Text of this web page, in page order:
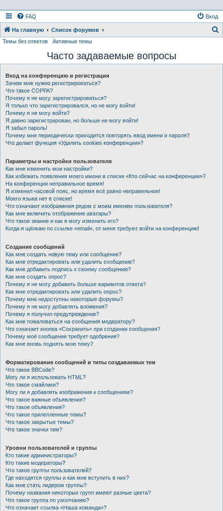
FAQ Вход
На главную Список форумов
с
Темы без ответов Активные темы
Часто задаваемые вопросы
Вход на конференцию и регистрация
Зачем мне нужно регистрироваться?
Что такое COPPA?
Почему я не могу зарегистрироваться?
Я только что зарегистрировался, но не могу войти!
Почему я не могу войти?
Я давно зарегистрирован, но больше не могу войти!
Я забыл пароль!
Почему мне периодически приходится повторять ввод имени и пароля?
Что делает функция «Удалить cookies конференции»?
Параметры и настройки пользователя
Как мне изменить мои настройки?
Как избежать появления моего имени в списке «Кто сейчас на конференции»?
На конференции неправильное время!
Я изменил часовой пояс, но время всё равно неправильное!
Моего языка нет в списке!
Что означают изображения рядом с моим именем пользователя?
Как мне включить отображение аватары?
Что такое звание и как я могу изменить его?
Когда я щёлкаю по ссылке «email», от меня требуют войти на конференцию!
Создание сообщений
Как мне создать новую тему или сообщение?
Как мне отредактировать или удалить сообщение?
Как мне добавить подпись к своему сообщению?
Как мне создать опрос?
Почему я не могу добавить больше вариантов ответа?
Как мне отредактировать или удалить опрос?
Почему мне недоступны некоторые форумы?
Почему я не могу добавлять вложения?
Почему я получил предупреждение?
Как мне пожаловаться на сообщения модератору?
Что означает кнопка «Сохранить» при создании сообщения?
Почему моё сообщение требует одобрения?
Как мне вновь поднять мою тему?
Форматирование сообщений и типы создаваемых тем
Что такое BBCode?
Могу ли я использовать HTML?
Что такое смайлики?
Могу ли я добавлять изображения к сообщениям?
Что такое важные объявления?
Что такое объявления?
Что такое прилепленные темы?
Что такое закрытые темы?
Что такое значки тем?
Уровни пользователей и группы
Кто такие администраторы?
Кто такие модераторы?
Что такое группы пользователей?
Где находятся группы и как мне вступить в них?
Как мне стать лидером группы?
Почему названия некоторых групп имеют разные цвета?
Что такое группа по умолчанию?
Что означает ссылка «Наша команда»?